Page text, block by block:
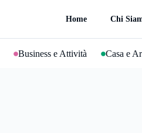
Home Chi
Business e Attività Casa e